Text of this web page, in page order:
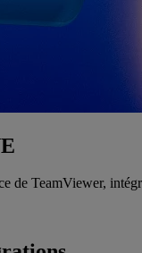
de TeamViewer,